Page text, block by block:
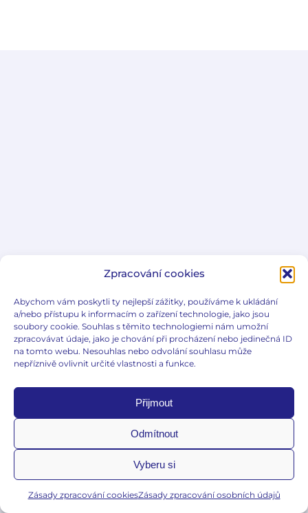
Zpracování cookies
Abychom vám poskytli ty nejlepší zážitky, používáme k ukládání
a/nebo přístupu k informacím o zařízení technologie, jako jsou
soubory cookie. Souhlas s těmito technologiemi nám umožní
zpracovávat údaje, jako je chování při procházení nebo jedinečná ID
na tomto webu. Nesouhlas nebo odvolání souhlasu může
nepříznivě ovlivnit určité vlastnosti a funkce.
Přijmout
Odmítnout
Vyberu si
Zásady zpracování cookiesZásady zpracování osobních údajů